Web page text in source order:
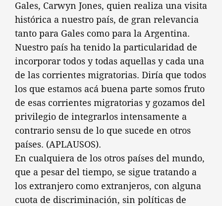
Gales, Carwyn Jones, quien realiza una visita
histórica a nuestro país, de gran relevancia
tanto para Gales como para la Argentina.
Nuestro país ha tenido la particularidad de
incorporar todos y todas aquellas y cada una
de las corrientes migratorias. Diría que todos
los que estamos acá buena parte somos fruto
de esas corrientes migratorias y gozamos del
privilegio de integrarlos intensamente a
contrario sensu de lo que sucede en otros
países. (APLAUSOS).
En cualquiera de los otros países del mundo,
que a pesar del tiempo, se sigue tratando a
los extranjero como extranjeros, con alguna
cuota de discriminación, sin políticas de